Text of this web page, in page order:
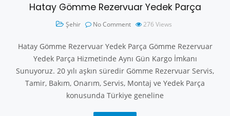
Hatay Gömme Rezervuar Yedek Parça
Şehir No Comment 276 Views
Hatay Gömme Rezervuar Yedek Parça Gömme Rezervuar
Yedek Parça Hizmetinde Aynı Gün Kargo İmkanı
Sunuyoruz. 20 yılı aşkın süredir Gömme Rezervuar Servis,
Tamir, Bakım, Onarım, Servis, Montaj ve Yedek Parça
konusunda Türkiye geneline